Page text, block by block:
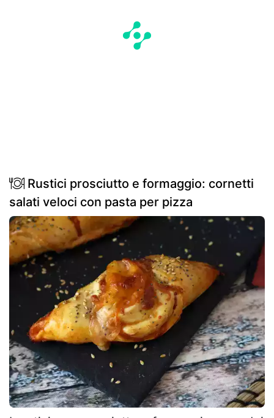
Rustici prosciutto e formaggio: cornetti
salati veloci con pasta per pizza